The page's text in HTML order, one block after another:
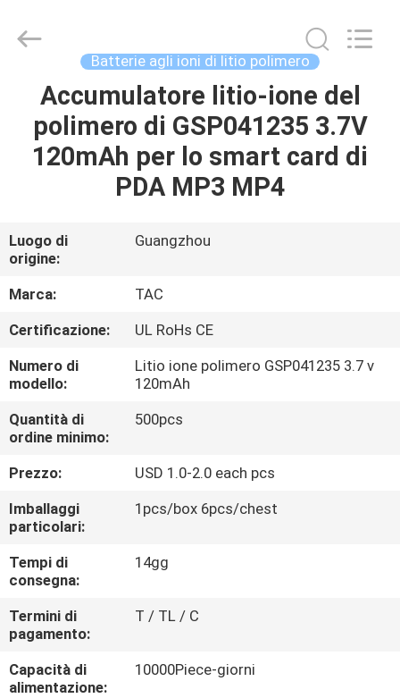
CASA
PRODOTTI
CIRCA
NOI
GIRO
DELLA
FABBRICA
CONTROLLO
DI
QUALITÀ
CONTATTICI
NOTIZIE
Energy
Batterie agli ioni di litio polimero
Accumulatore litio-ione del
polimero di GSP041235 3.7V
120mAh per lo smart card di
PDA MP3 MP4
Luogo di
origine:
Guangzhou
Marca:
TAC
Certificazione:
UL RoHs CE
Numero di
modello:
Litio ione polimero GSP041235 3.7 v
120mAh
Quantità di
ordine minimo:
500pcs
Prezzo:
USD 1.0-2.0 each pcs
Imballaggi
particolari:
1pcs/box 6pcs/chest
Tempi di
consegna:
14gg
Termini di
pagamento:
T / TL / C
Capacità di
alimentazione:
10000Piece-giorni